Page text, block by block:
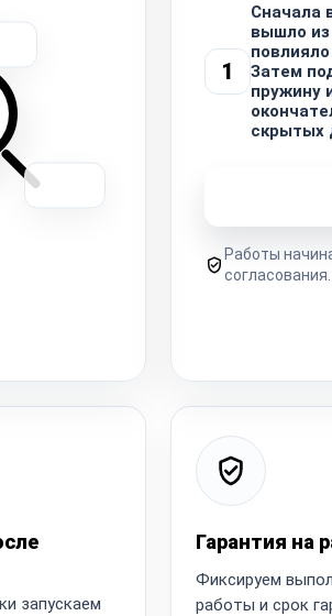
1
Сначала
вышло из
Затем
пружину
скрытых
Работы
согласования.
запускаем
Гарантия на
Фиксируем
работы и срок